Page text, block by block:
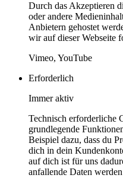
Durch das Akzeptieren
oder andere
Anbietern gehostet
wir auf dieser Webseite
Vimeo, YouTube
Erforderlich
Immer aktiv
Technisch erforderliche
grundlegende
Beispiel dazu, dass du
dich in dein
auf dich ist für uns
anfallende Daten